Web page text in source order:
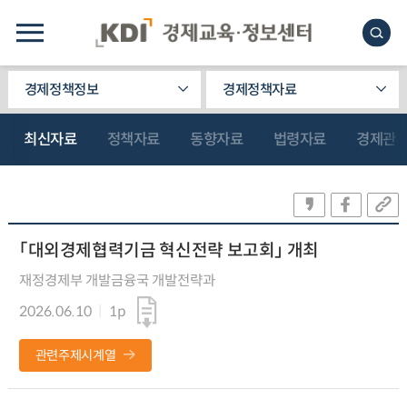
경제정책정보 경제정책자료
최신자료 정책자료 동향자료 법령자료 경제관
「대외경제협력기금 혁신전략 보고회」 개최
재정경제부 개발금융국 개발전략과
2026.06.10
1p
관련주제시계열